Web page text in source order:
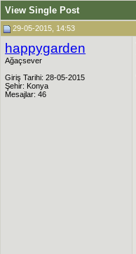
View Single Post
29-05-2015, 14:53
happygarden
Ağaçsever
Giriş Tarihi: 28-05-2015
Şehir: Konya
Mesajlar: 46